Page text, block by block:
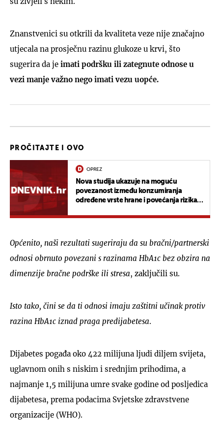
Znanstvenici su otkrili da kvaliteta veze nije značajno
utjecala na prosječnu razinu glukoze u krvi, što
sugerira da je imati podršku ili zategnute odnose u
vezi manje važno nego imati vezu uopće.
PROČITAJTE I OVO
OPREZ
Nova studija ukazuje na moguću
povezanost između konzumiranja
određene vrste hrane i povećanja rizika
Općenito, naši rezultati sugeriraju da su bračni/partnerski
odnosi obrnuto povezani s razinama HbA1c bez obzira na
dimenzije bračne podrške ili stresa, zaključili su.
Isto tako, čini se da ti odnosi imaju zaštitni učinak protiv
razina HbA1c iznad praga predijabetesa.
Dijabetes pogađa oko 422 milijuna ljudi diljem svijeta,
uglavnom onih s niskim i srednjim prihodima, a
najmanje 1,5 milijuna umre svake godine od posljedica
dijabetesa, prema podacima Svjetske zdravstvene
organizacije (WHO).